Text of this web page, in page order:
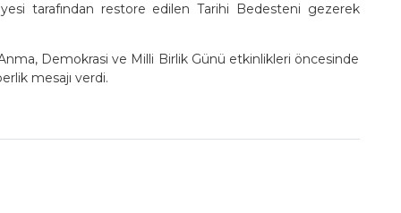
tarafından restore edilen Tarihi Bedesteni gezerek
Demokrasi ve Milli Birlik Günü etkinlikleri öncesinde
mesajı verdi.